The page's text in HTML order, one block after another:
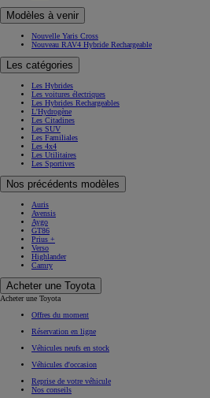
Modèles à venir
Nouvelle Yaris Cross
Nouveau RAV4 Hybride Rechargeable
Les catégories
Les Hybrides
Les voitures électriques
Les Hybrides Rechargeables
L'Hydrogène
Les Citadines
Les SUV
Les Familiales
Les 4x4
Les Utilitaires
Les Sportives
Nos précédents modèles
Auris
Avensis
Aygo
GT86
Prius +
Verso
Highlander
Camry
Acheter une Toyota
Acheter une Toyota
Offres du moment
Réservation en ligne
Véhicules neufs en stock
Véhicules d'occasion
Reprise de votre véhicule
Nos conseils